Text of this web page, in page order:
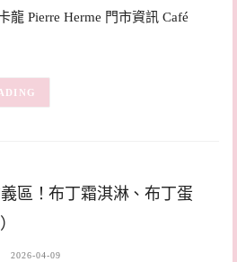
龍 Pierre Herme 門市資訊 Café
區！布丁霜淇淋、布丁蛋
2026-04-09